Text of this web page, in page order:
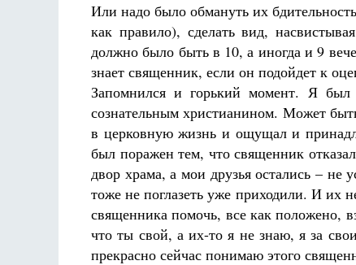
Или надо было обмануть их
как правило), сделать вид,
должно было быть в 10, а иногда и 9
знает священник, если он подойдет к
Запомнился и горький момент. Я
сознательным христианином. Может
в церковную жизнь и ощущал и
был поражен тем, что священник
двор храма, а мои друзья остались –
тоже не поглазеть уже приходили. И их
священника помочь, все как положено,
что ты свой, а их-то я не знаю, я за
прекрасно сейчас понимаю этого